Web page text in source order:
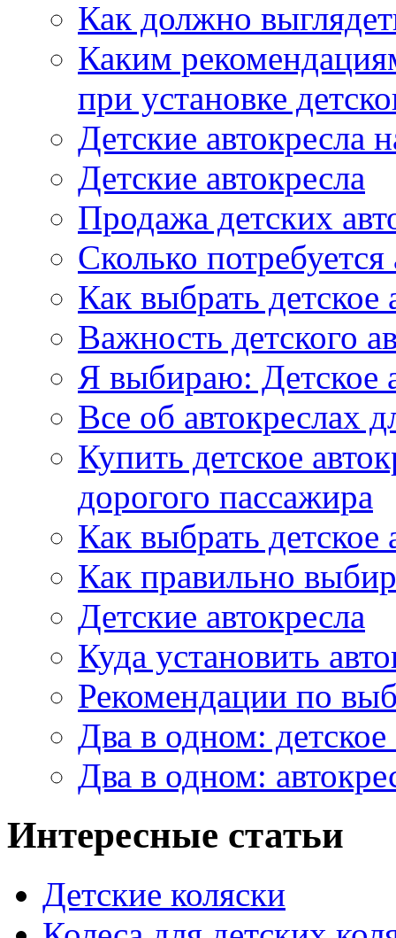
Как должно
Каким
при установке
Детские автокресла
Детские автокресла
Продажа детских
Сколько
Как выбрать детское
Важность детского
Я выбираю: Детское
Все об автокреслах
Купить детское
дорогого пассажира
Как выбрать детское
Как правильно
Детские автокресла
Куда установить
Рекомендации по
Два в одном: детское
Два в одном:
Интересные статьи
Детские коляски